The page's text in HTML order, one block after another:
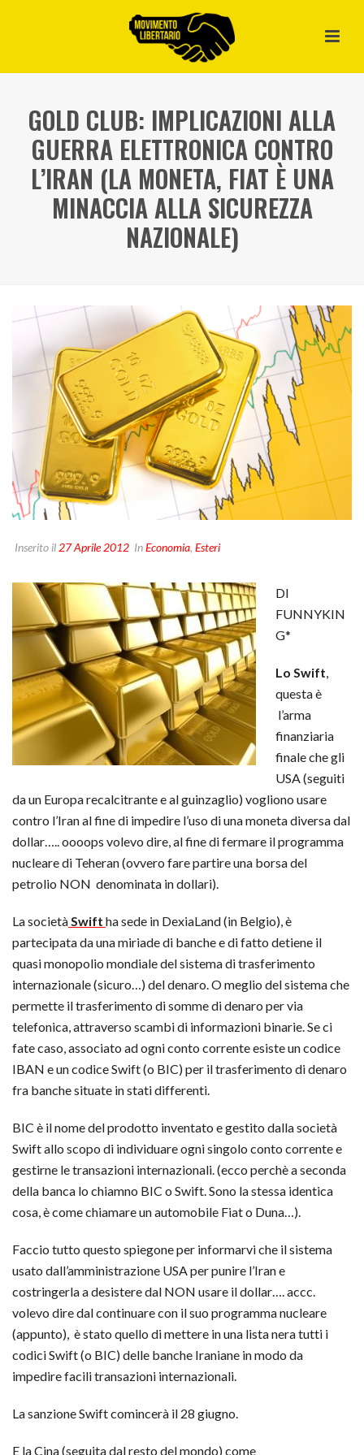
GOLD CLUB: IMPLICAZIONI ALLA
GUERRA ELETTRONICA CONTRO
L’IRAN (LA MONETA, FIAT È UNA
MINACCIA ALLA SICUREZZA
NAZIONALE)
Inserito il 27 Aprile 2012 InEconomia, Esteri
DI
FUNNYKIN
G*
Lo Swift
questa è
l’arma
finanziaria
finale che gli
USA (seguiti
da un Europa recalcitrante e al guinzaglio) vogliono usare
contro l’Iran al fine di impedire l’uso di una moneta diversa dal
dollar….. oooops volevo dire, al fine di fermare il programma
nucleare di Teheran (ovvero fare partire una borsa del
petrolio NON denominata in dollari).
La società Swift ha sede in DexiaLand (in Belgio), è
partecipata da una miriade di banche e di fatto detiene il
quasi monopolio mondiale del sistema di trasferimento
internazionale (sicuro…) del denaro. O meglio del sistema che
permette il trasferimento di somme di denaro per via
telefonica, attraverso scambi di informazioni binarie. Se ci
fate caso, associato ad ogni conto corrente esiste un codice
IBAN e un codice Swift (o BIC) per il trasferimento di denaro
fra banche situate in stati differenti.
BIC è il nome del prodotto inventato e gestito dalla società
Swift allo scopo di individuare ogni singolo conto corrente e
gestirne le transazioni internazionali. (ecco perchè a seconda
della banca lo chiamno BIC o Swift. Sono la stessa identica
cosa, è come chiamare un automobile Fiat o Duna…).
Faccio tutto questo spiegone per informarvi che il sistema
usato dall’amministrazione USA per punire l’Iran e
costringerla a desistere dal NON usare il dollar…. accc.
volevo dire dal continuare con il suo programma nucleare
(appunto), è stato quello di mettere in una lista nera tutti i
codici Swift (o BIC) delle banche Iraniane in modo da
impedire facili transazioni internazionali.
La sanzione Swift comincerà il 28 giugno.
E la Cina (seguita dal resto del mondo) come